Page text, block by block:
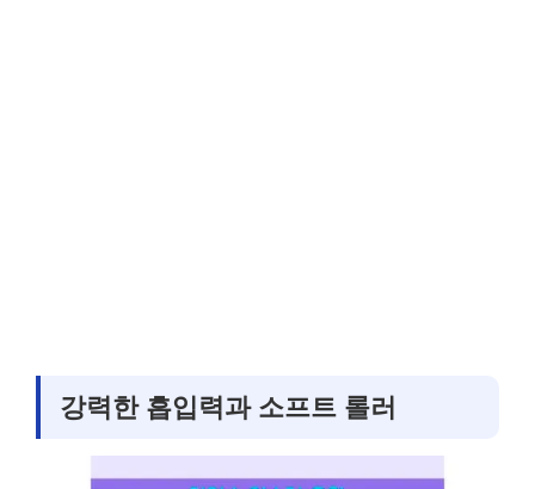
강력한 흡입력과 소프트 롤러